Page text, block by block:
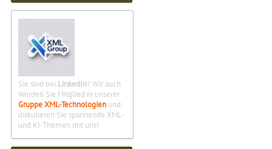
Sie sind bei LinkedIn? Wir auch.
Werden Sie Mitglied in unserer
Gruppe XML-Technologien und
diskutieren Sie spannende XML-
und KI-Themen mit uns!